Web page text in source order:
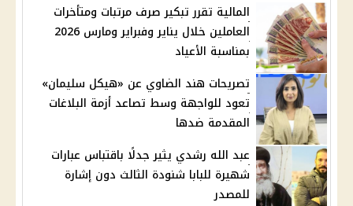
المالية تقرر تبكير صرف مرتبات ومتأخرات
العاملين خلال يناير وفبراير ومارس 2026
بمناسبة الأعياد
تصريحات هند الضاوي عن «هيكل سليمان»
تعود للواجهة وسط تصاعد أزمة البلاغات
المقدمة ضدها
عبد الله رشدي يثير جدلًا باقتباس عبارات
شهيرة للبابا شنودة الثالث دون إشارة
للمصدر